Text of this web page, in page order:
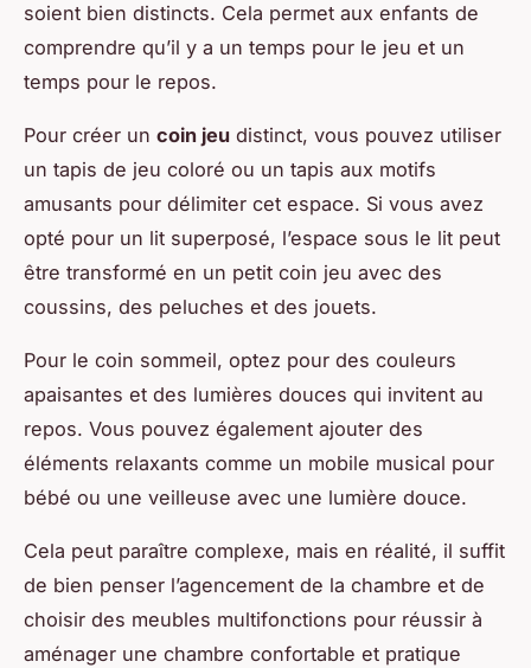
soient bien distincts. Cela permet aux enfants de
comprendre qu’il y a un temps pour le jeu et un
temps pour le repos.
Pour créer un coin jeu distinct, vous pouvez utiliser
un tapis de jeu coloré ou un tapis aux motifs
amusants pour délimiter cet espace. Si vous avez
opté pour un lit superposé, l’espace sous le lit peut
être transformé en un petit coin jeu avec des
coussins, des peluches et des jouets.
Pour le coin sommeil, optez pour des couleurs
apaisantes et des lumières douces qui invitent au
repos. Vous pouvez également ajouter des
éléments relaxants comme un mobile musical pour
bébé ou une veilleuse avec une lumière douce.
Cela peut paraître complexe, mais en réalité, il suffit
de bien penser l’agencement de la chambre et de
choisir des meubles multifonctions pour réussir à
aménager une chambre confortable et pratique